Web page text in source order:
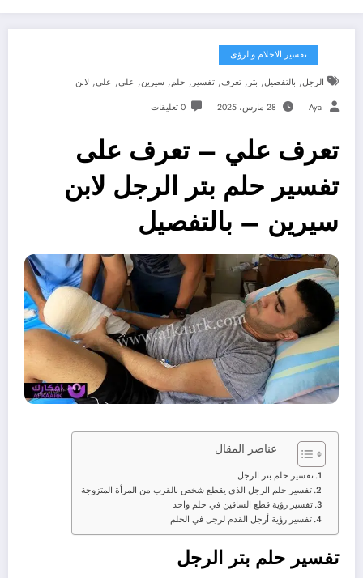
تفسير الاحلام والرؤى
الرجل, بالتفصيل, بتر , تعرف, تفسير , حلم, سيرين, على, علي, لابن
Aya 28 مارس، 2025 0 تعليقات
تعرف علي – تعرف على
تفسير حلم بتر الرجل لابن
سيرين – بالتفصيل
عناصر المقال
تفسير حلم بتر الرجل
تفسير حلم الرجل الذي يقطع شخص بالقرب من المرأة المتزوجة
تفسير رؤية قطع الساقين في حلم واحد
تفسير رؤية أرجل القدم لرجل في الحلم
تفسير حلم بتر الرجل